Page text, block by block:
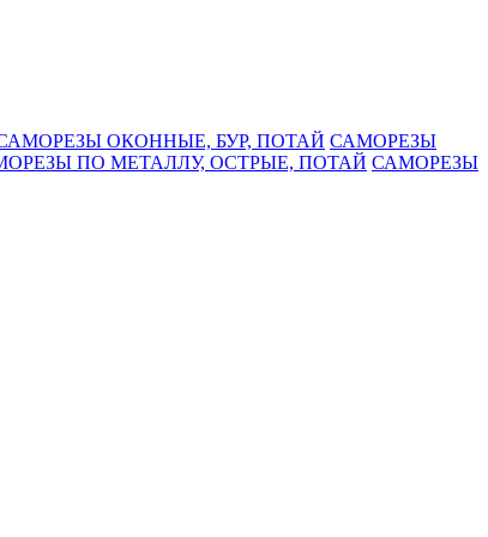
ОКОННЫЕ, БУР, ПОТАЙ САМОРЕЗЫ
ПО МЕТАЛЛУ, ОСТРЫЕ, ПОТАЙ САМОРЕЗЫ